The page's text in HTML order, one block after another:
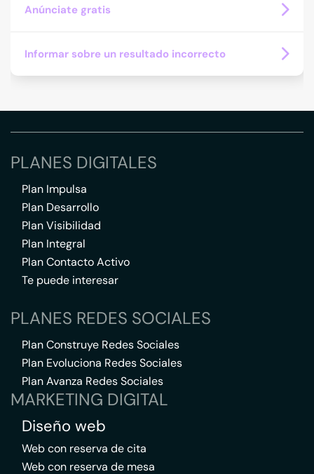
Anúnciate gratis
Informar sobre un resultado incorrecto
PLANES DIGITALES
Plan Impulsa
Plan Desarrollo
Plan Visibilidad
Plan Integral
Plan Contacto Activo
Te puede interesar
PLANES REDES SOCIALES
Plan Construye Redes Sociales
Plan Evoluciona Redes Sociales
Plan Avanza Redes Sociales
MARKETING DIGITAL
Diseño web
Web con reserva de cita
Web con reserva de mesa